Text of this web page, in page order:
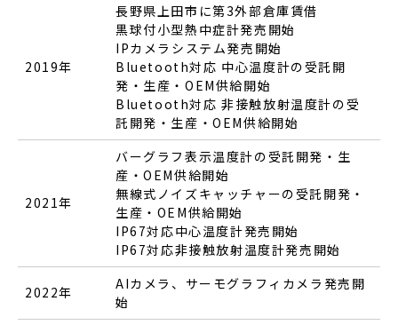
2019年
長野県上田市に第3外部倉庫賃借
黒球付小型熱中症計発売開始
IPカメラシステム発売開始
Bluetooth対応 中心温度計の受託開
発・生産・OEM供給開始
Bluetooth対応 非接触放射温度計の受
託開発・生産・OEM供給開始
2021年
バーグラフ表示温度計の受託開発・生
産・OEM供給開始
無線式ノイズキャッチャーの受託開発・
生産・OEM供給開始
IP67対応中心温度計発売開始
IP67対応非接触放射温度計発売開始
2022年
AIカメラ、サーモグラフィカメラ発売開
始